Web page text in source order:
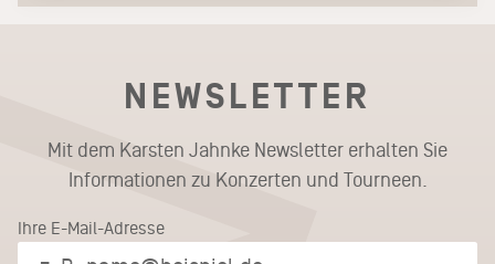
NEWSLETTER
Mit dem Karsten Jahnke Newsletter erhalten Sie
Informationen zu Konzerten und Tourneen.
Ihre E-Mail-Adresse